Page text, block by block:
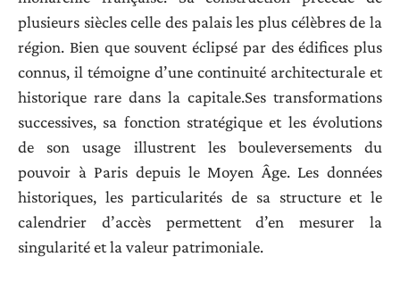
plusieurs siècles celle des palais les plus célèbres de la
région. Bien que souvent éclipsé par des édifices plus
connus, il témoigne d’une continuité architecturale et
historique rare dans la capitale.Ses transformations
successives, sa fonction stratégique et les évolutions
de son usage illustrent les bouleversements du
pouvoir à Paris depuis le Moyen Âge. Les données
historiques, les particularités de sa structure et le
calendrier d’accès permettent d’en mesurer la
singularité et la valeur patrimoniale.